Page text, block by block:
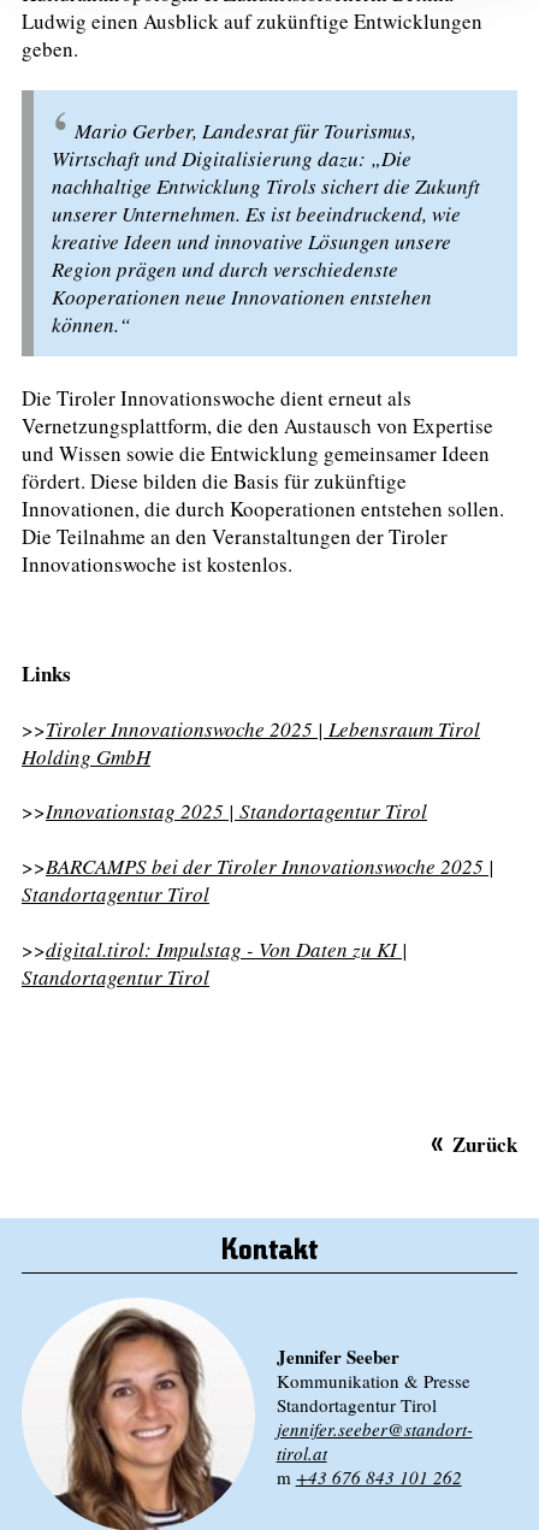
Ludwig einen Ausblick auf zukünftige Entwicklungen
geben.
Mario Gerber, Landesrat für Tourismus,
Wirtschaft und Digitalisierung dazu: „Die
nachhaltige Entwicklung Tirols sichert die Zukunft
unserer Unternehmen. Es ist beeindruckend, wie
kreative Ideen und innovative Lösungen unsere
Region prägen und durch verschiedenste
Kooperationen neue Innovationen entstehen
können.“
Die Tiroler Innovationswoche dient erneut als
Vernetzungsplattform, die den Austausch von Expertise
und Wissen sowie die Entwicklung gemeinsamer Ideen
fördert. Diese bilden die Basis für zukünftige
Innovationen, die durch Kooperationen entstehen sollen.
Die Teilnahme an den Veranstaltungen der Tiroler
Innovationswoche ist kostenlos.
Links
>>Tiroler Innovationswoche 2025 | Lebensraum Tirol
Holding GmbH
>>Innovationstag 2025 | Standortagentur Tirol
>>BARCAMPS bei der Tiroler Innovationswoche 2025 |
Standortagentur Tirol
>>digital.tirol: Impulstag - Von Daten zu KI |
Standortagentur Tirol
Zurück
Kontakt
Jennifer Seeber
Kommunikation & Presse
Standortagentur Tirol
jennifer.seeber@standort-
tirol.at
m +43 676 843 101 262